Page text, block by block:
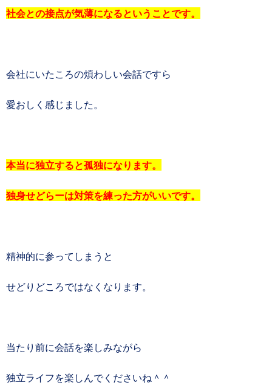
社会との接点が気薄になるということです。
会社にいたころの煩わしい会話ですら
愛おしく感じました。
本当に独立すると孤独になります。
独身せどらーは対策を練った方がいいです。
精神的に参ってしまうと
せどりどころではなくなります。
当たり前に会話を楽しみながら
独立ライフを楽しんでくださいね＾＾